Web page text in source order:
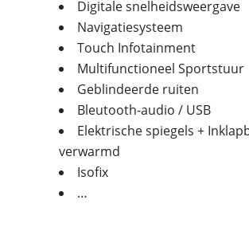
Digitale snelheidsweergave
Navigatiesysteem
Touch Infotainment
Multifunctioneel Sportstuur
Geblindeerde ruiten
Bleutooth-audio / USB
Elektrische spiegels +
verwarmd
Isofix
…